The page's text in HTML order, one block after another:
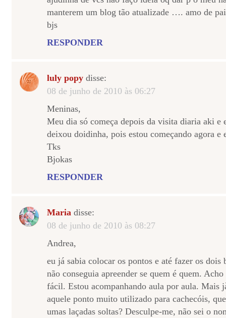
manterem um blog tão atualizade …. amo de
bjs
RESPONDER
luly popy disse:
08 de junho de 2010 às 06:27
Meninas,
Meu dia só começa depois da visita diaria aki e
deixou doidinha, pois estou começando agora
Tks
Bjokas
RESPONDER
Maria disse:
08 de junho de 2010 às 08:27
Andrea,
eu já sabia colocar os pontos e até fazer os
não conseguia apreender se quem é quem.
fácil. Estou acompanhando aula por aula. Mais
aquele ponto muito utilizado para cachecóis,
umas laçadas soltas? Desculpe-me, não sei o